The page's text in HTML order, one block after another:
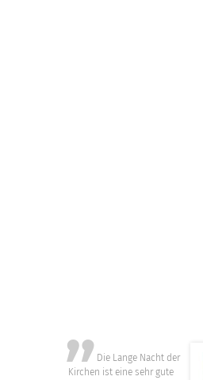
Die Lange Nacht der
Kirchen ist eine sehr gute